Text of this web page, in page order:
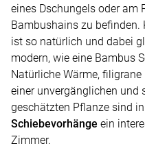
eines Dschungels oder am
Bambushains zu
ist so natürlich und dabei
modern, wie eine Bambus
Natürliche Wärme,
einer unvergänglichen und
geschätzten Pflanze sind
Schiebevorhänge ein
Zimmer.